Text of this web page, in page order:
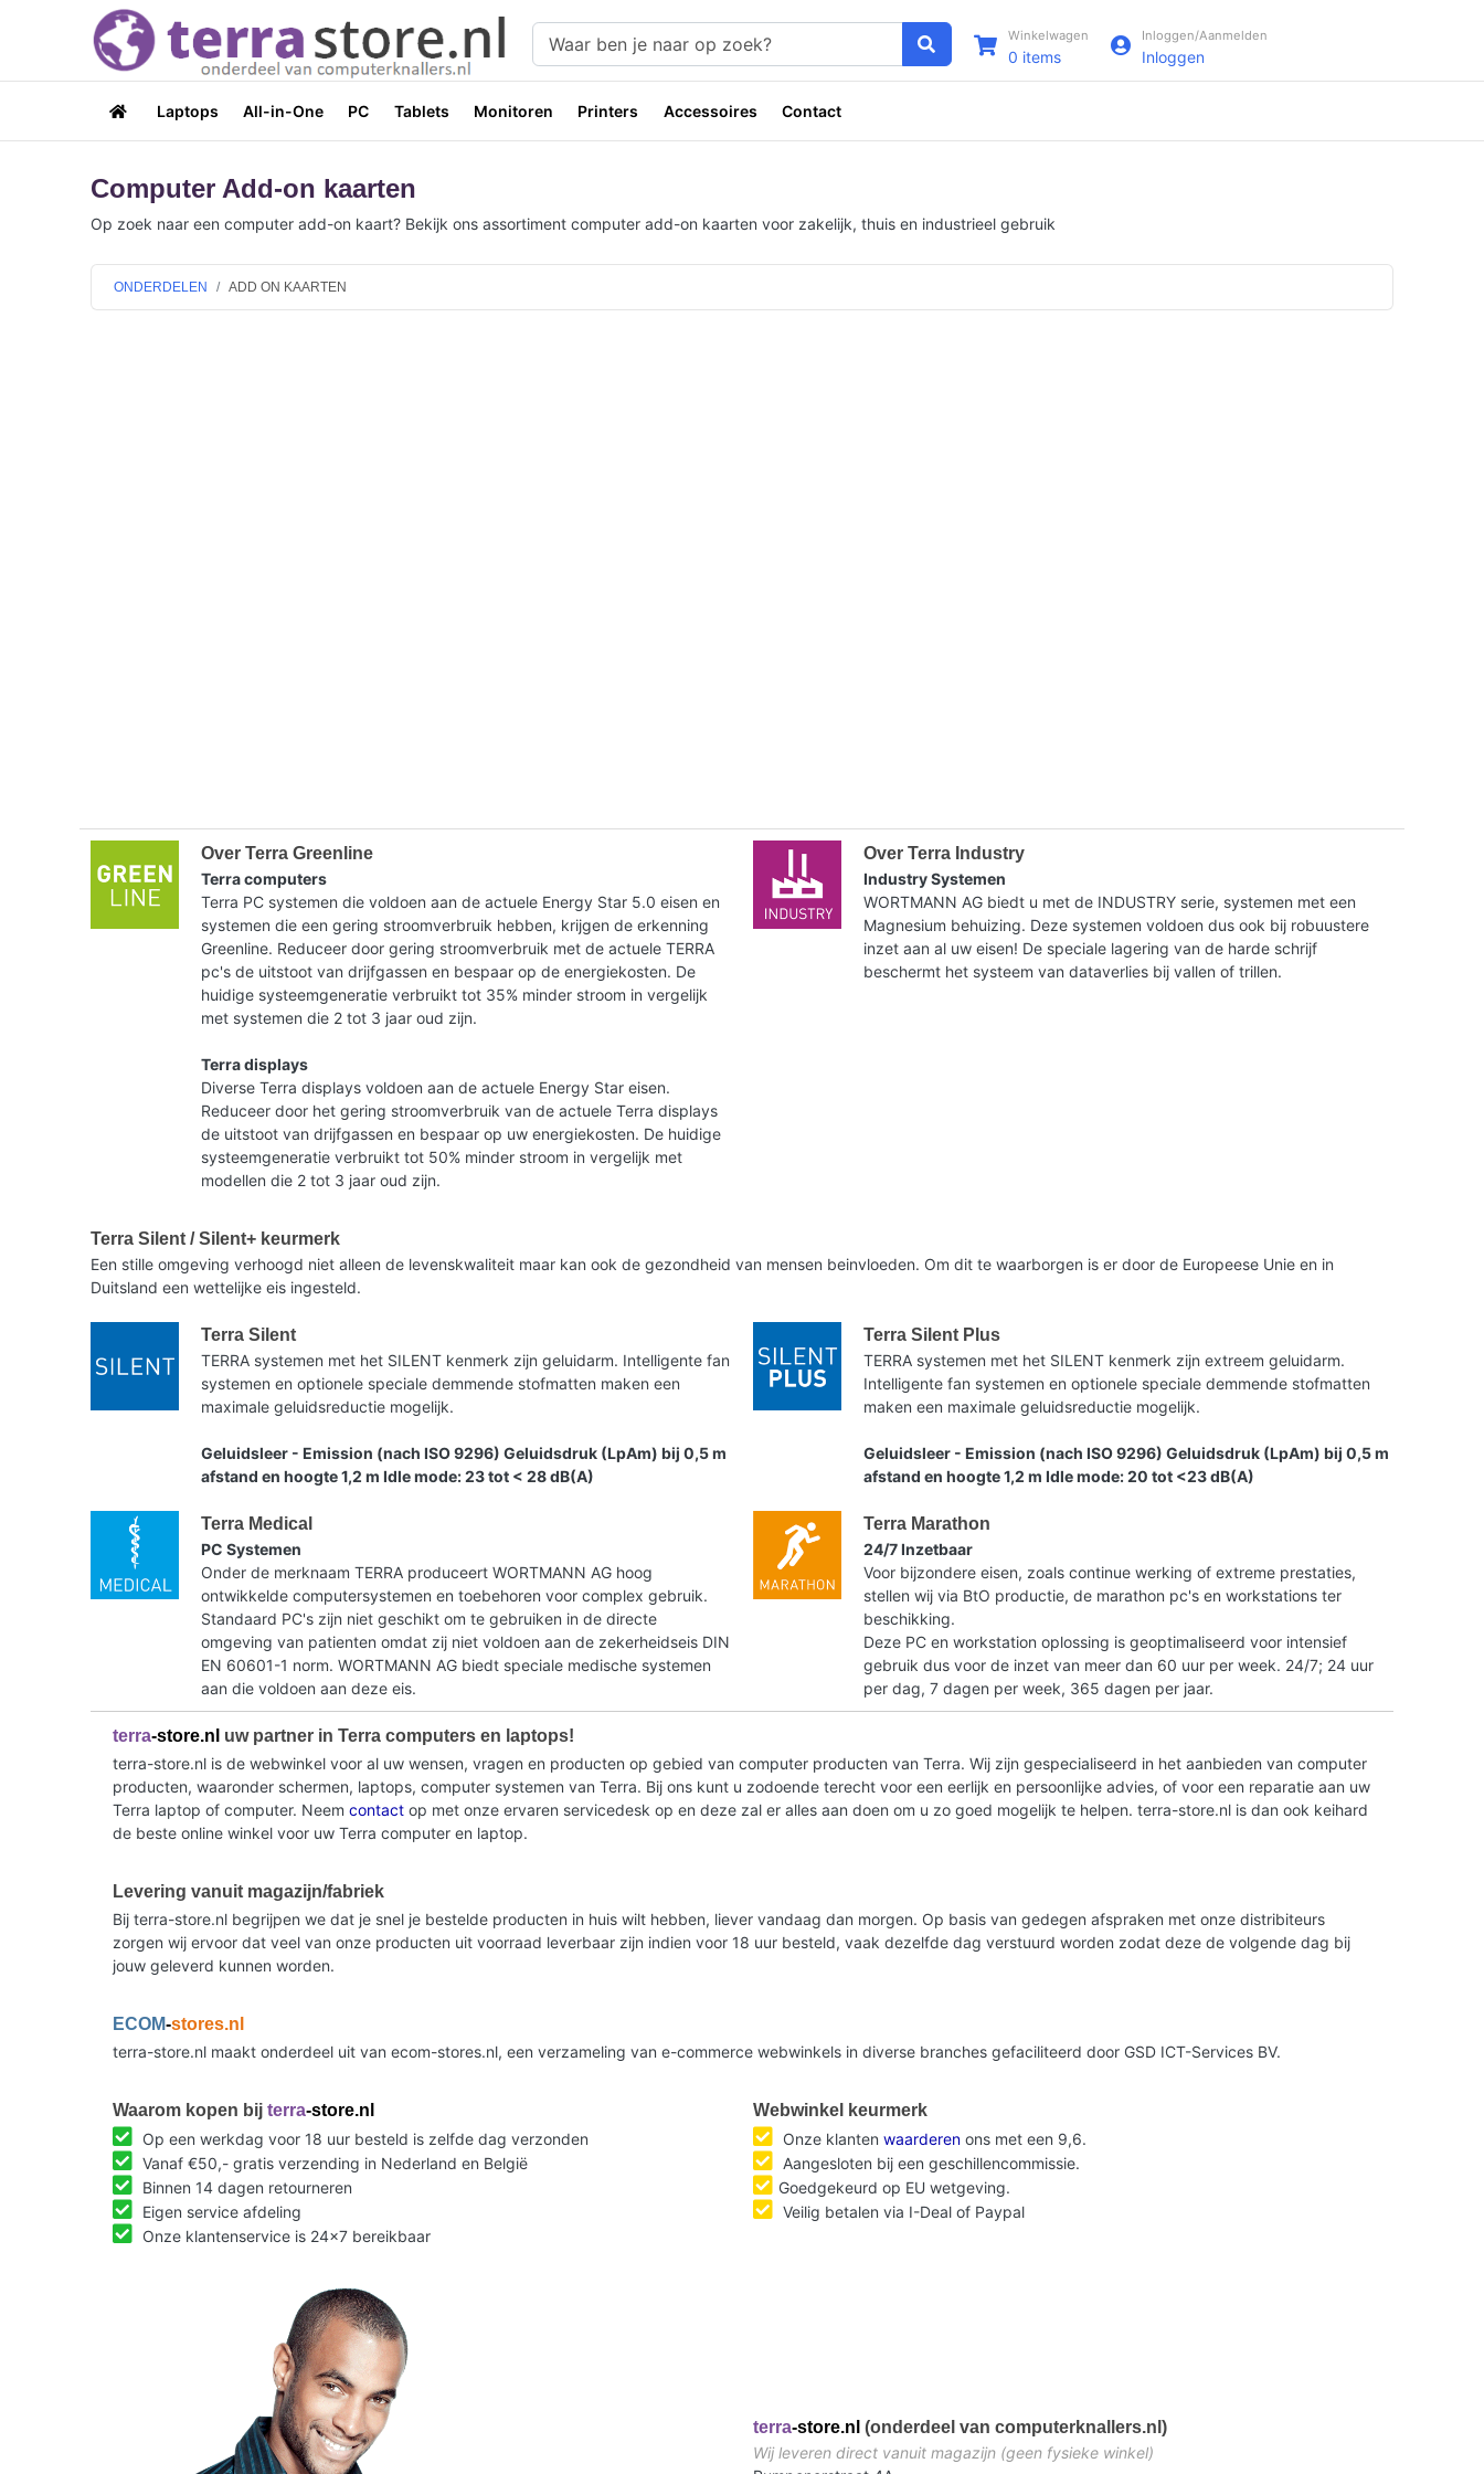
Winkelwagen
0 items
Inloggen/Aanmelden
Inloggen
Laptops All-in-One PC Tablets Monitoren Printers Accessoires Contact
Computer Add-on kaarten
Op zoek naar een computer add-on kaart? Bekijk ons assortiment computer add-on kaarten voor zakelijk, thuis en industrieel gebruik
ONDERDELEN ADD ON KAARTEN
Over Terra Greenline
Terra computers
Terra PC systemen die voldoen aan de actuele Energy Star 5.0 eisen en
systemen die een gering stroomverbruik hebben, krijgen de erkenning
Greenline. Reduceer door gering stroomverbruik met de actuele TERRA
pc's de uitstoot van drijfgassen en bespaar op de energiekosten. De
huidige systeemgeneratie verbruikt tot 35% minder stroom in vergelijk
met systemen die 2 tot 3 jaar oud zijn.
Terra displays
Diverse Terra displays voldoen aan de actuele Energy Star eisen.
Reduceer door het gering stroomverbruik van de actuele Terra displays
de uitstoot van drijfgassen en bespaar op uw energiekosten. De huidige
systeemgeneratie verbruikt tot 50% minder stroom in vergelijk met
modellen die 2 tot 3 jaar oud zijn.
Over Terra Industry
Industry Systemen
WORTMANN AG biedt u met de INDUSTRY serie, systemen met een
Magnesium behuizing. Deze systemen voldoen dus ook bij robuustere
inzet aan al uw eisen! De speciale lagering van de harde schrijf
beschermt het systeem van dataverlies bij vallen of trillen.
Terra Silent / Silent+ keurmerk
Een stille omgeving verhoogd niet alleen de levenskwaliteit maar kan ook de gezondheid van mensen beinvloeden. Om dit te waarborgen is er door de Europeese Unie en in
Duitsland een wettelijke eis ingesteld.
Terra Silent
TERRA systemen met het SILENT kenmerk zijn geluidarm. Intelligente fan
systemen en optionele speciale demmende stofmatten maken een
maximale geluidsreductie mogelijk.
Geluidsleer - Emission (nach ISO 9296) Geluidsdruk (LpAm) bij 0,5 m
afstand en hoogte 1,2 m Idle mode: 23 tot < 28 dB(A)
Terra Silent Plus
TERRA systemen met het SILENT kenmerk zijn extreem geluidarm.
Intelligente fan systemen en optionele speciale demmende stofmatten
maken een maximale geluidsreductie mogelijk.
Geluidsleer - Emission (nach ISO 9296) Geluidsdruk (LpAm) bij 0,5 m
afstand en hoogte 1,2 m Idle mode: 20 tot <23 dB(A)
Terra Medical
PC Systemen
Onder de merknaam TERRA produceert WORTMANN AG hoog
ontwikkelde computersystemen en toebehoren voor complex gebruik.
Standaard PC's zijn niet geschikt om te gebruiken in de directe
omgeving van patienten omdat zij niet voldoen aan de zekerheidseis DIN
EN 60601-1 norm. WORTMANN AG biedt speciale medische systemen
aan die voldoen aan deze eis.
Terra Marathon
24/7 Inzetbaar
Voor bijzondere eisen, zoals continue werking of extreme prestaties,
stellen wij via BtO productie, de marathon pc's en workstations ter
beschikking.
Deze PC en workstation oplossing is geoptimaliseerd voor intensief
gebruik dus voor de inzet van meer dan 60 uur per week. 24/7; 24 uur
per dag, 7 dagen per week, 365 dagen per jaar.
terra-store.nl uw partner in Terra computers en laptops!
terra-store.nl is de webwinkel voor al uw wensen, vragen en producten op gebied van computer producten van Terra. Wij zijn gespecialiseerd in het aanbieden van computer
producten, waaronder schermen, laptops, computer systemen van Terra. Bij ons kunt u zodoende terecht voor een eerlijk en persoonlijke advies, of voor een reparatie aan uw
Terra laptop of computer. Neem contact op met onze ervaren servicedesk op en deze zal er alles aan doen om u zo goed mogelijk te helpen. terra-store.nl is dan ook keihard
de beste online winkel voor uw Terra computer en laptop.
Levering vanuit magazijn/fabriek
Bij terra-store.nl begrijpen we dat je snel je bestelde producten in huis wilt hebben, liever vandaag dan morgen. Op basis van gedegen afspraken met onze distribiteurs
zorgen wij ervoor dat veel van onze producten uit voorraad leverbaar zijn indien voor 18 uur besteld, vaak dezelfde dag verstuurd worden zodat deze de volgende dag bij
jouw geleverd kunnen worden.
ECOM-stores.nl
terra-store.nl maakt onderdeel uit van ecom-stores.nl, een verzameling van e-commerce webwinkels in diverse branches gefaciliteerd door GSD ICT-Services BV.
Waarom kopen bij terra-store.nl
Op een werkdag voor 18 uur besteld is zelfde dag verzonden
Vanaf €50,- gratis verzending in Nederland en België
Binnen 14 dagen retourneren
Eigen service afdeling
Onze klantenservice is 24x7 bereikbaar
Webwinkel keurmerk
Onze klanten waarderen ons met een 9,6.
Aangesloten bij een geschillencommissie.
Goedgekeurd op EU wetgeving.
Veilig betalen via I-Deal of Paypal
terra-store.nl (onderdeel van computerknallers.nl)
Wij leveren direct vanuit magazijn (geen fysieke winkel)